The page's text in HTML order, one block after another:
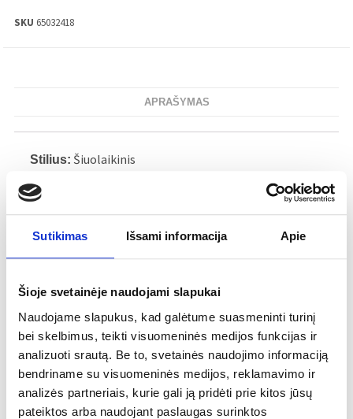
Sutikimas Išsami informacija Apie
Šioje svetainėje naudojami slapukai
Naudojame slapukus, kad galėtume suasmeninti turinį
bei skelbimus, teikti visuomeninės medijos funkcijas ir
analizuoti srautą. Be to, svetainės naudojimo informaciją
bendriname su visuomeninės medijos, reklamavimo ir
analizės partneriais, kurie gali ją pridėti prie kitos jūsų
pateiktos arba naudojant paslaugas surinktos
SKU 65032418
APRAŠYMAS
Stilius: Šiuolaikinis
Tipas:
Medžiaga:
Priežiūra:
Visus gaminius galima naudoti mikrobangų
krosnelėje, naudojant kaitinimo funkciją. Gaminius
galima dėti į indaplovę, tačiau venkite juos palikti
indaplovėje pasibaigus plovimo programai.
Nerekomenduojama naudoti orkaitėje ir šaldiklyje.